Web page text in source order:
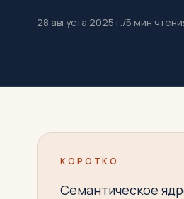
28 августа 2025 г./5 мин
КОРОТКО
Семантическое